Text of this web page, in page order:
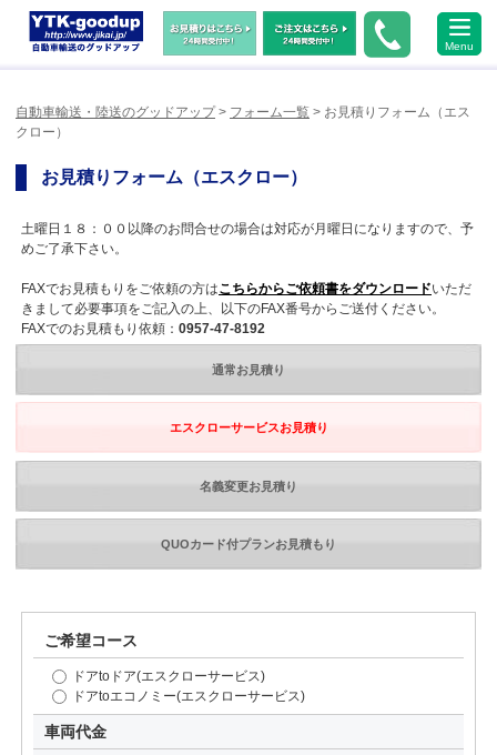
Menu
自動車輸送・陸送のグッドアップ> フォーム一覧 > お見積りフォーム（エス
クロー）
お見積りフォーム（エスクロー）
土曜日１８：００以降のお問合せの場合は対応が月曜日になりますので、予
めご了承下さい。
FAXでお見積もりをご依頼の方はこちらからご依頼書をダウンロードいただ
きまして必要事項をご記入の上、以下のFAX番号からご送付ください。
FAXでのお見積もり依頼： 0957-47-8192
通常お見積り
エスクローサービスお見積り
名義変更お見積り
QUOカード付プランお見積もり
ご希望コース
ドアtoドア(エスクローサービス)
ドアtoエコノミー(エスクローサービス)
車両代金